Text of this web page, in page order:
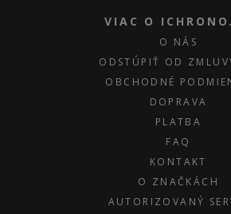
VIAC O
O NÁS
ODSTÚPIŤ OD
OBCHODNÉ
DOPRAVA
PLATBA
FAQ
KONTAKT
O ZNAČKÁCH
AUTORIZOVANÝ